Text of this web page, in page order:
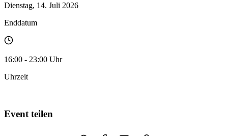
Dienstag, 14. Juli 2026
Enddatum
16:00 - 23:00 Uhr
Uhrzeit
Event teilen